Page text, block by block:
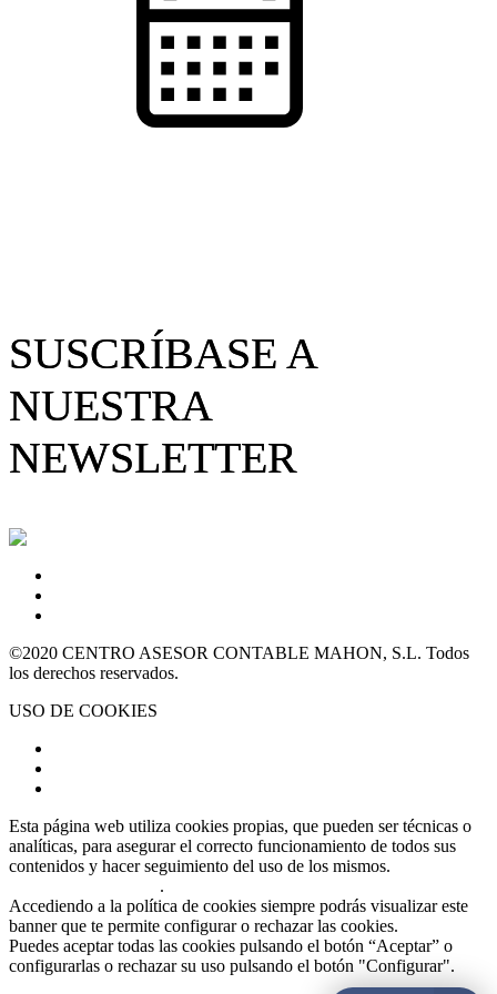
SUSCRÍBASE A
NUESTRA
NEWSLETTER
©2020 CENTRO ASESOR CONTABLE MAHON, S.L. Todos
los derechos reservados.
USO DE COOKIES
Esta página web utiliza cookies propias, que pueden ser técnicas o
analíticas, para asegurar el correcto funcionamiento de todos sus
contenidos y hacer seguimiento del uso de los mismos.
.
Accediendo a la política de cookies siempre podrás visualizar este
banner que te permite configurar o rechazar las cookies.
Puedes aceptar todas las cookies pulsando el botón “Aceptar” o
configurarlas o rechazar su uso pulsando el botón "Configurar".